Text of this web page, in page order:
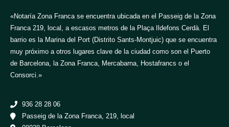
«Notaría Zona Franca se encuentra ubicada en el Passeig de la Zona
Franca 219, local, a escasos metros de la Plaça Ildefons Cerdà. El
barrio es la Marina del Port (Distrito Sants-Montjuic) que se encuentra
muy próximo a otros lugares clave de la ciudad como son el Puerto
de Barcelona, la Zona Franca, Mercabarna, Hostafrancs o el
Consorci.»
936 28 28 06
Passeig de la Zona Franca, 219, local